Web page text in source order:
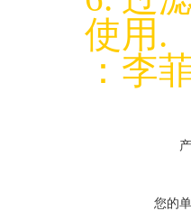
使用.
：李
您的